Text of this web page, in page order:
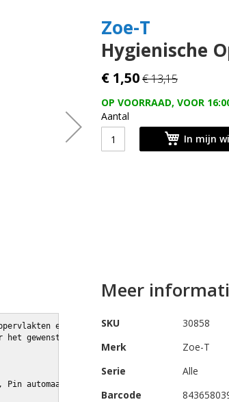
Zoe-T
Hygienische
€ 1,50€ 13,15
OP VOORRAAD, VOOR
Aantal
In mijn
en materialen,
gewenste oppervlak
Pin automaat, Deurklinken,
Meer
SKU
30858
Merk
Zoe-T
Serie
Alle
Barcode